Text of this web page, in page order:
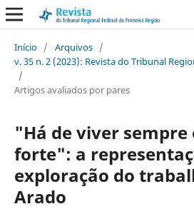
Início / Arquivos /
v. 35 n. 2 (2023): Revista do Tribunal
/
Artigos avaliados por pares
"Há de viver sempre
forte": a
exploração do
Arado